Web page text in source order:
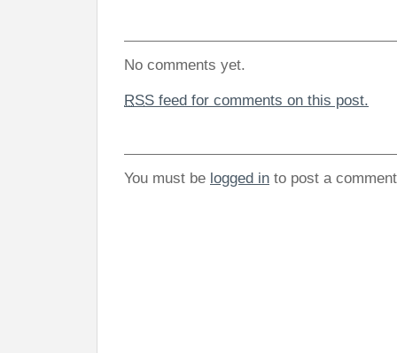
No comments yet.
RSS feed for comments on this post.
You must be logged in to post a